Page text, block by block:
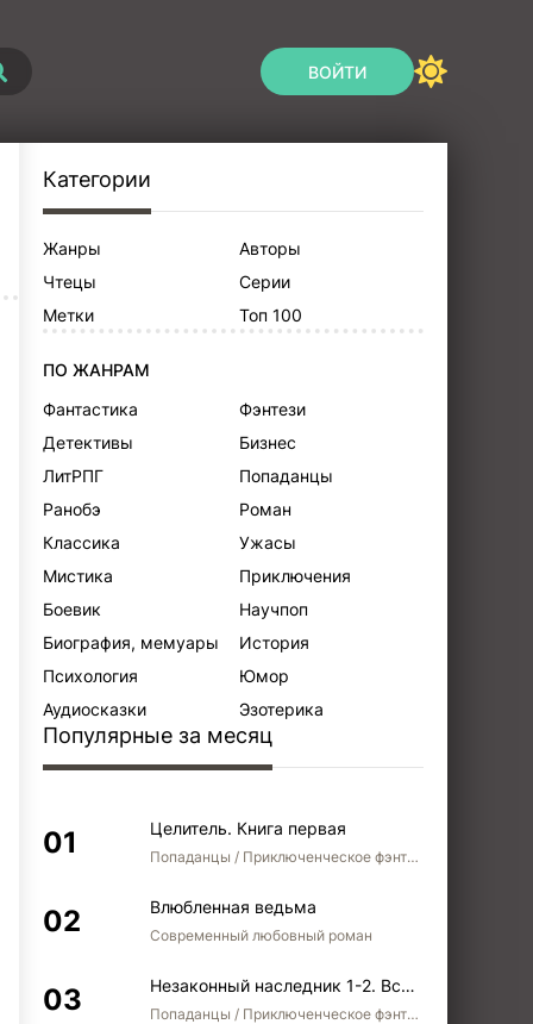
ВОЙТИ
Категории
Жанры
Авторы
Чтецы
Серии
Метки
Топ 100
ПО ЖАНРАМ
Фантастика
Фэнтези
Детективы
Бизнес
ЛитРПГ
Попаданцы
Ранобэ
Роман
Классика
Ужасы
Мистика
Приключения
Боевик
Научпоп
Биография, мемуары
История
Психология
Юмор
Аудиосказки
Эзотерика
Популярные за месяц
Целитель. Книга первая
Попаданцы / Приключенческое фэнтези / Боевое фэнтези
Влюбленная ведьма
Современный любовный роман
Незаконный наследник 1-2. Вспомнить, кем был. Стать собой. Остаться собой
Попаданцы / Приключенческое фэнтези / Боевое фэнтези / Юмористическое фэнтези